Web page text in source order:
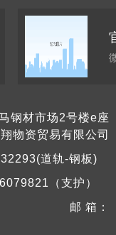
钢材市场2号楼e座
物资贸易有限公司
道轨-钢板)
（支护）
邮 箱：